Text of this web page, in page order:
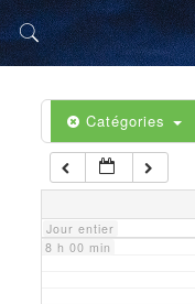
Catégories
Jour entier
5 h 00 min
6 h 00 min
7 h 00 min
8 h 00 min